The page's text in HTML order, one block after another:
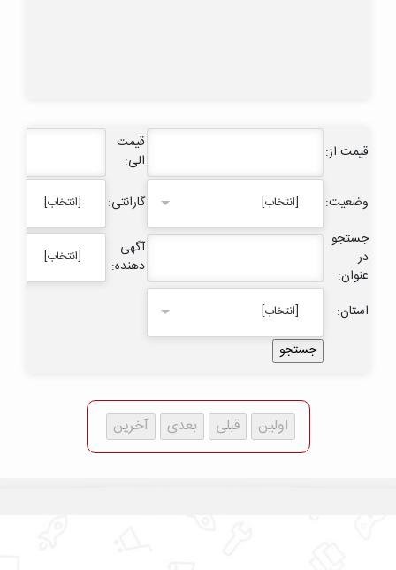
قیمت از:
قیمت
الی:
وضعیت:
[انتخاب] گارانتی: [انتخاب]
جستجو
در
عنوان:
آگهی
دهنده:
[انتخاب]
استان: [انتخاب]